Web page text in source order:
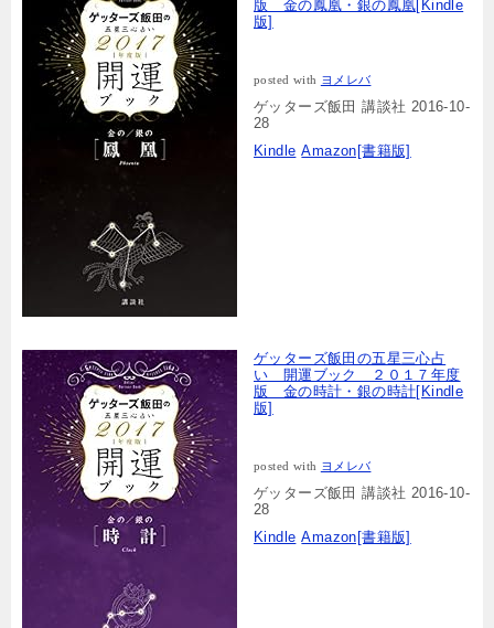
版 金の鳳凰・銀の鳳凰[Kindle
版]
posted with ヨメレバ
ゲッターズ飯田 講談社 2016-10-
28
Kindle Amazon[書籍版]
ゲッターズ飯田の五星三心占
い 開運ブック ２０１７年度
版 金の時計・銀の時計[Kindle
版]
posted with ヨメレバ
ゲッターズ飯田 講談社 2016-10-
28
Kindle Amazon[書籍版]